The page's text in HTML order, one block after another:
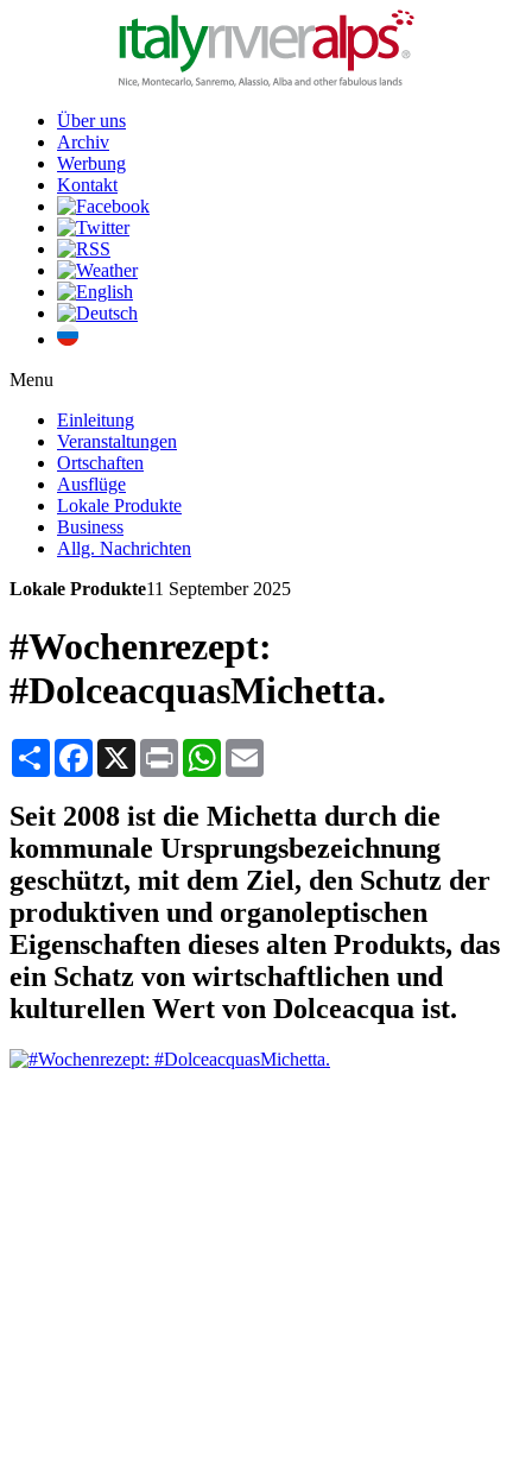
Über uns
Archiv
Werbung
Kontakt
Menu
Einleitung
Veranstaltungen
Ortschaften
Ausflüge
Lokale Produkte
Business
Allg. Nachrichten
Lokale Produkte11 September 2025
#Wochenrezept:
#DolceacquasMichetta.
Share Facebook
X Print WhatsApp
Seit 2008 ist die Michetta durch die
kommunale Ursprungsbezeichnung
geschützt, mit dem Ziel, den Schutz der
produktiven und organoleptischen
Eigenschaften dieses alten Produkts, das
ein Schatz von wirtschaftlichen und
kulturellen Wert von Dolceacqua ist.